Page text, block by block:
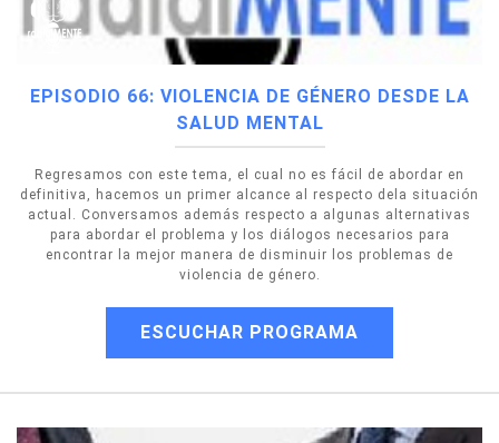
EPISODIO 66: VIOLENCIA DE GÉNERO DESDE LA
SALUD MENTAL
Regresamos con este tema, el cual no es fácil de abordar en
definitiva, hacemos un primer alcance al respecto dela situación
actual. Conversamos además respecto a algunas alternativas
para abordar el problema y los diálogos necesarios para
encontrar la mejor manera de disminuir los problemas de
violencia de género.
ESCUCHAR PROGRAMA